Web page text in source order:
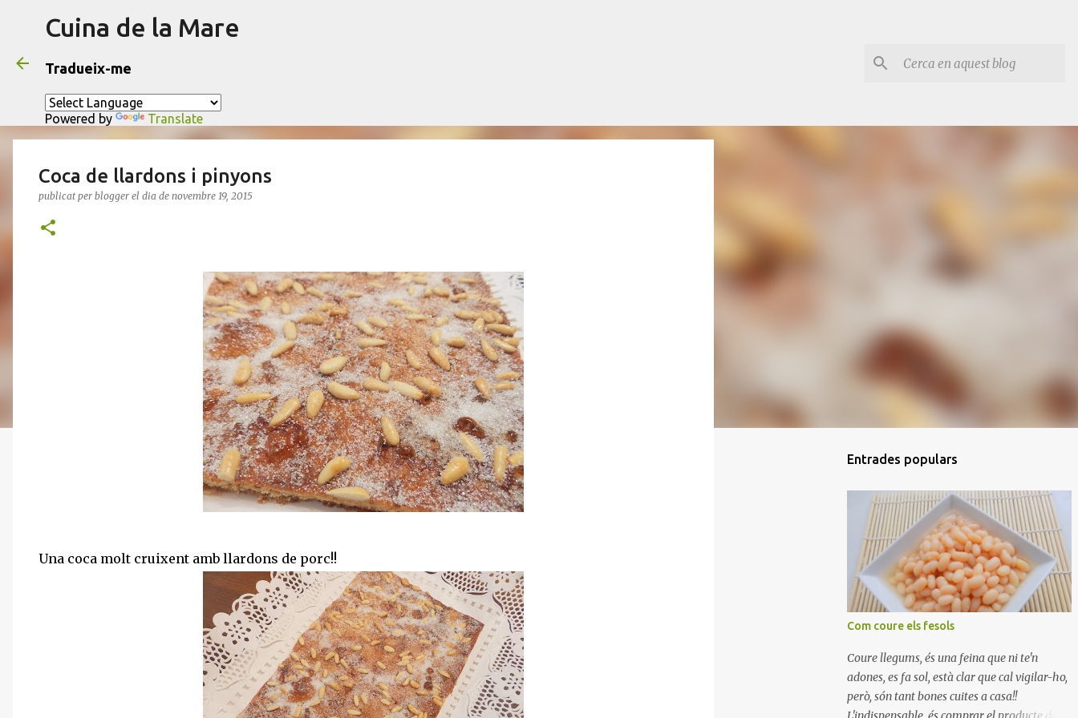
Cuina de la Mare
Tradueix-me
Powered by Translate
Coca de llardons i pinyons
publicat per blogger el dia de novembre 19, 2015
Una coca molt cruixent amb llardons de porc!!
Entrades populars
Com coure els fesols
Coure llegums, és una feina que ni te'n
adones, es fa sol, està clar que cal vigilar-ho,
però, són tant bones cuites a casa!!